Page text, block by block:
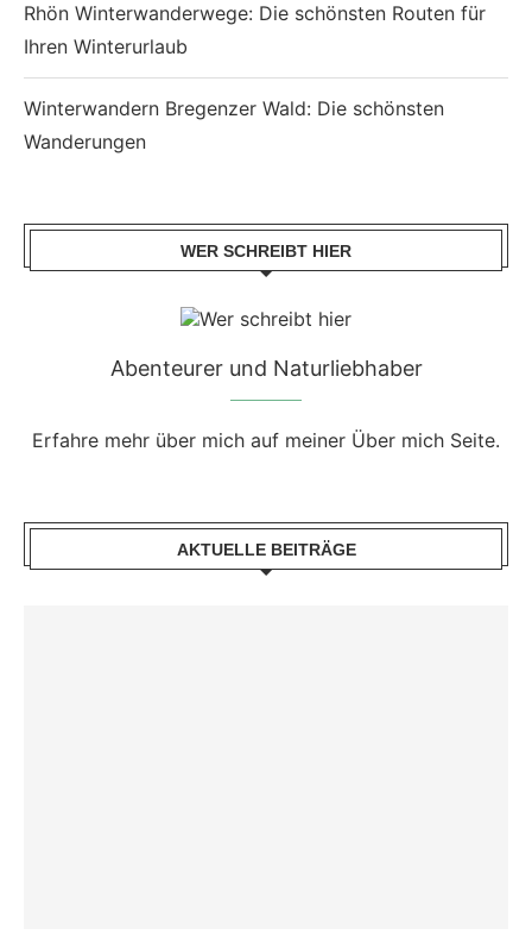
Rhön Winterwanderwege: Die schönsten Routen für
Ihren Winterurlaub
Winterwandern Bregenzer Wald: Die schönsten
Wanderungen
WER SCHREIBT HIER
Abenteurer und Naturliebhaber
Erfahre mehr über mich auf meiner Über mich Seite.
AKTUELLE BEITRÄGE